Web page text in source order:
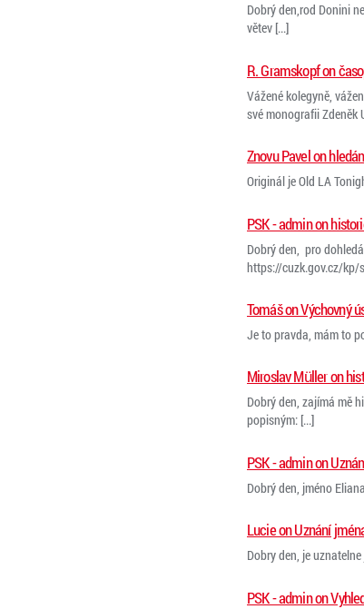
Dobrý den,rod Donini
větev [...]
R. Gramskopf on
Vážené kolegyně,
své monografii Zdeněk
Znovu Pavel on
Originál je Old LA
PSK - admin on
Dobrý den, pro
https://cuzk.gov.cz/kp/
Tomáš on Výchovný
Je to pravda, mám to
Miroslav Müller on
Dobrý den, zajímá mě
popisným: [...]
PSK - admin on
Dobrý den, jméno
Lucie on Uznání
Dobry den, je
PSK - admin on